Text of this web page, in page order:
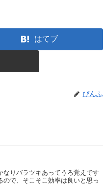
はてブ
ぴんふ
りバラツキあってうろ覚えです
で、そこそこ効率は良いと思っ